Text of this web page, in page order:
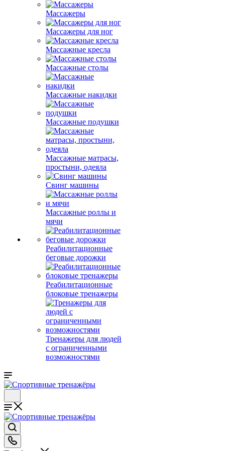
Массажеры
Массажеры для ног
Массажные кресла
Массажные столы
Массажные накидки
Массажные подушки
Массажные матрасы,
простыни, одеяла
Свинг машины
Массажные роллы и
мячи
Реабилитационные
беговые дорожки
Реабилитационные
блоковые тренажеры
Тренажеры для людей
с ограниченными
возможностями